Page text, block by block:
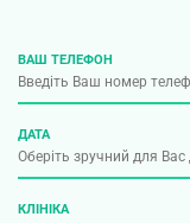
ВАШ ТЕЛЕФОН
ДАТА
КЛІНІКА